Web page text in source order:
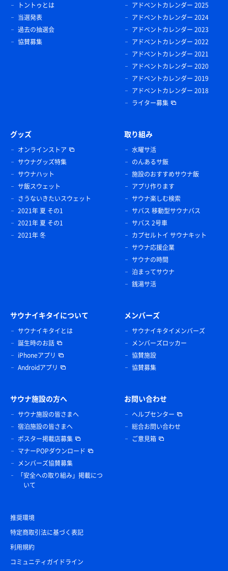
トントゥとは
当選発表
過去の抽選会
協賛募集
アドベントカレンダー 2025
アドベントカレンダー 2024
アドベントカレンダー 2023
アドベントカレンダー 2022
アドベントカレンダー 2021
アドベントカレンダー 2020
アドベントカレンダー 2019
アドベントカレンダー 2018
ライター募集
グッズ
オンラインストア
サウナグッズ特集
サウナハット
サ飯スウェット
さうないきたいスウェット
2021年 夏 その1
2021年 夏 その1
2021年 冬
取り組み
水曜サ活
のんあるサ飯
施設のおすすめサウナ飯
アプリ作ります
サウナ楽しむ検索
サバス 移動型サウナバス
サバス 2号車
カプセルトイ サウナキット
サウナ応援企業
サウナの時間
泊まってサウナ
銭湯サ活
サウナイキタイについて
サウナイキタイとは
誕生時のお話
iPhoneアプリ
Androidアプリ
メンバーズ
サウナイキタイメンバーズ
メンバーズロッカー
協賛施設
協賛募集
サウナ施設の方へ
サウナ施設の皆さまへ
宿泊施設の皆さまへ
ポスター掲載店募集
マナーPOPダウンロード
メンバーズ協賛募集
「安全への取り組み」掲載につ
いて
お問い合わせ
ヘルプセンター
総合お問い合わせ
ご意見箱
推奨環境
特定商取引法に基づく表記
利用規約
コミュニティガイドライン